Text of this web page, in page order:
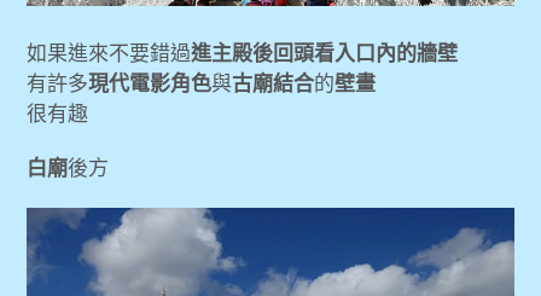
如果進來不要錯過進主殿後回頭看入口內的牆壁
有許多現代電影角色與古廟結合的壁畫
很有趣
白廟後方